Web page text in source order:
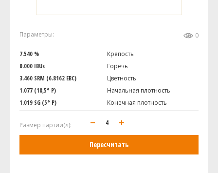
Параметры: 0
7.540 %
Крепость
0.000 IBUs
Горечь
3.460 SRM (6.8162 EBC)
Цветность
1.077 (18,5° P)
Начальная плотность
1.019 SG (5° P)
Конечная плотность
Размер партии(л):
Пересчитать